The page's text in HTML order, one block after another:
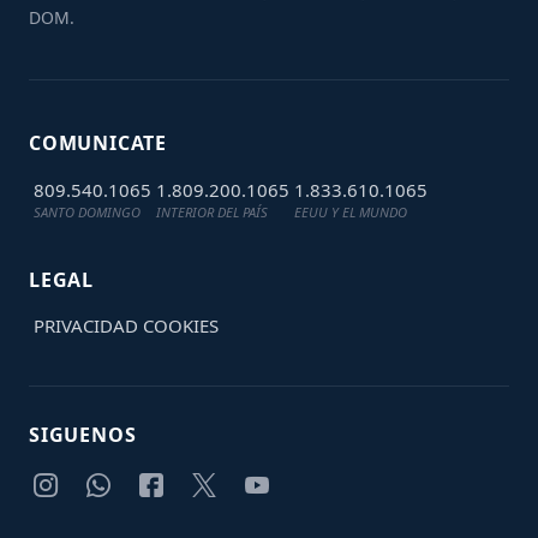
DOM.
COMUNICATE
809.540.1065
SANTO DOMINGO
1.809.200.1065
INTERIOR DEL PAÍS
1.833.610.1065
EEUU Y EL MUNDO
LEGAL
PRIVACIDAD COOKIES
SIGUENOS